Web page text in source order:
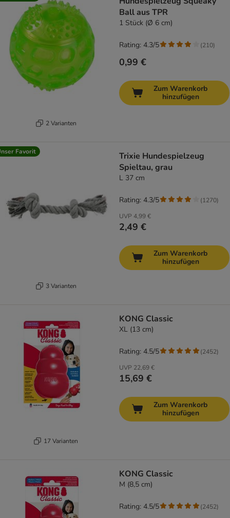
2 Varianten
Ball aus TPR
1 Stück (Ø 6 cm)
0,99 €
Rating: 4.3/5 (210)
Zum Warenkorb
hinzufügen
Favorit
3 Varianten
Trixie Hundespielzeug
Spieltau, grau
L 37 cm
UVP 4,99 €
2,49 €
Rating: 4.3/5 (1270)
Zum Warenkorb
hinzufügen
17 Varianten
KONG Classic
XL (13 cm)
UVP 22,69 €
15,69 €
Rating: 4.5/5 (2452)
Zum Warenkorb
hinzufügen
KONG Classic
M (8,5 cm)
Rating: 4.5/5 (2452)